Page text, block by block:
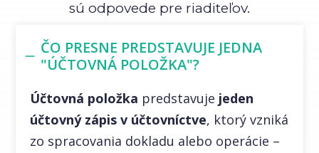
sú odpovede pre riaditeľov.
ČO PRESNE PREDSTAVUJE JEDNA
"ÚČTOVNÁ POLOŽKA"?
Účtovná položka predstavuje jeden
účtovný zápis v účtovníctve, ktorý vzniká
zo spracovania dokladu alebo operácie –